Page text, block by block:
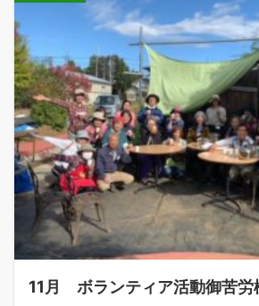
11月 ボランティア活動御苦労